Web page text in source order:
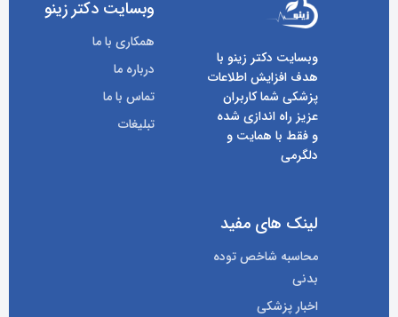
وبسایت دکتر زینو با
هدف افزایش اطلاعات
پزشکی شما کاربران
عزیز راه اندازی شده
و فقط با همایت و
دلگرمی
وبسایت دکتر زینو
همکاری با ما
درباره ما
تماس با ما
تبلیغات
لینک های مفید
محاسبه شاخص توده
بدنی
اخبار پزشکی